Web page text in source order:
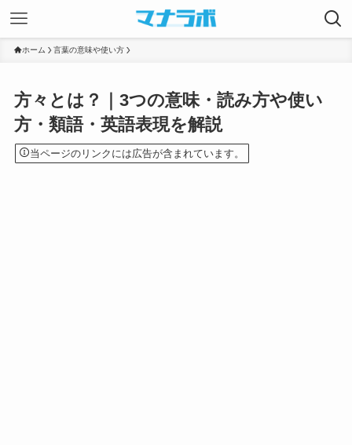
ホーム 言葉の意味や使い方
方々とは？｜3つの意味・読み方や使い
方・類語・英語表現を解説
当ページのリンクには広告が含まれています。